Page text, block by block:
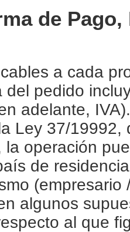
de
a cada
del pedido
adelante,
Ley 37/
la operación
de
algunos
al que